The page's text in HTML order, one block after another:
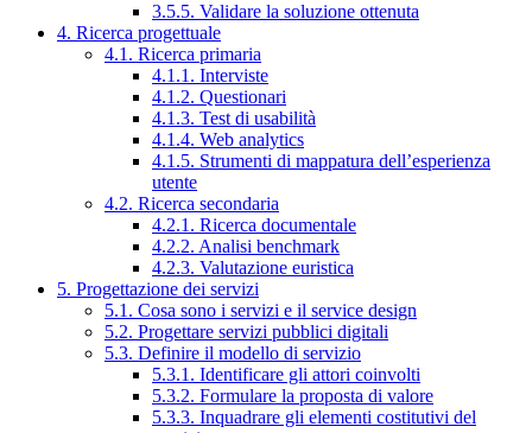
3.5.5. Validare la soluzione ottenuta
4. Ricerca progettuale
4.1. Ricerca primaria
4.1.1. Interviste
4.1.2. Questionari
4.1.3. Test di usabilità
4.1.4. Web analytics
4.1.5. Strumenti di mappatura dell’esperienza
utente
4.2. Ricerca secondaria
4.2.1. Ricerca documentale
4.2.2. Analisi benchmark
4.2.3. Valutazione euristica
5. Progettazione dei servizi
5.1. Cosa sono i servizi e il service design
5.2. Progettare servizi pubblici digitali
5.3. Definire il modello di servizio
5.3.1. Identificare gli attori coinvolti
5.3.2. Formulare la proposta di valore
5.3.3. Inquadrare gli elementi costitutivi del